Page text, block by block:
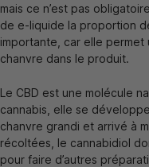
mais ce n’est pas
de e-liquide la proportion
importante, car elle permet
chanvre dans le produit.
Le CBD est une molécule
cannabis, elle se
chanvre grandi et arrivé à
récoltées, le cannabidiol
pour faire d’autres